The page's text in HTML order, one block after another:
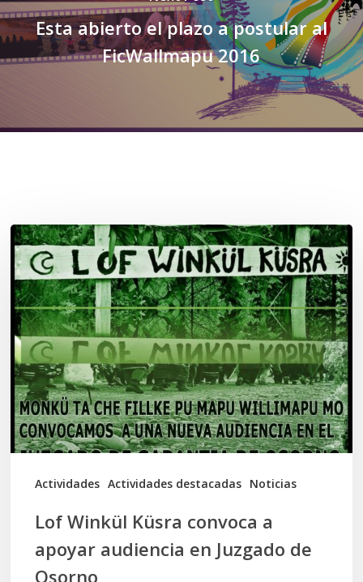
Esta abierto el plazo a postular al
FicWallmapu 2016
Actividades Actividades destacadas Noticias
Lof
Winkül
Küsra
convoca
a
apoyar
audiencia
en
Juzgado
Lof Winkül Küsra convoca a
apoyar audiencia en Juzgado de
Osorno